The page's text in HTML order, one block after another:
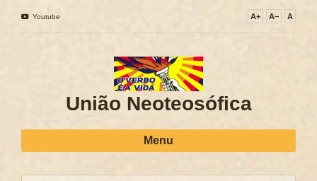
Youtube A+ A− A
União Neoteosófica
Menu